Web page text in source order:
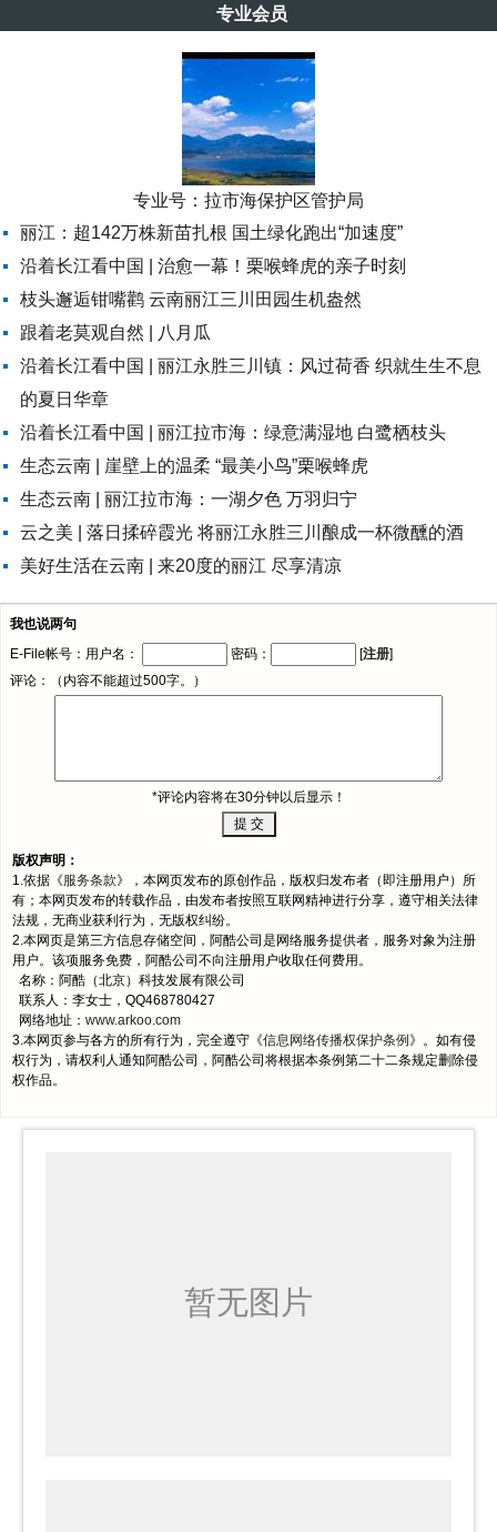
专业会员
专业号： 拉市海保护区管护局
丽江：超142万株新苗扎根 国土绿化跑出“加速度”
沿着长江看中国 | 治愈一幕！栗喉蜂虎的亲子时刻
枝头邂逅钳嘴鹳 云南丽江三川田园生机盎然
跟着老莫观自然 | 八月瓜
沿着长江看中国 | 丽江永胜三川镇：风过荷香 织就生生不息
的夏日华章
沿着长江看中国 | 丽江拉市海：绿意满湿地 白鹭栖枝头
生态云南 | 崖壁上的温柔 “最美小鸟”栗喉蜂虎
生态云南 | 丽江拉市海：一湖夕色 万羽归宁
云之美 | 落日揉碎霞光 将丽江永胜三川酿成一杯微醺的酒
美好生活在云南 | 来20度的丽江 尽享清凉
我也说两句
E-File帐号：用户名：
密码： [注册]
评论：（内容不能超过500字。）
*评论内容将在30分钟以后显示！
版权声明：
1.依据《服务条款》，本网页发布的原创作品，版权归发布者（即注册用户）所
有；本网页发布的转载作品，由发布者按照互联网精神进行分享，遵守相关法律
法规，无商业获利行为，无版权纠纷。
2.本网页是第三方信息存储空间，阿酷公司是网络服务提供者，服务对象为注册
用户。该项服务免费，阿酷公司不向注册用户收取任何费用。
名称：阿酷（北京）科技发展有限公司
联系人：李女士，QQ468780427
网络地址： www.arkoo.com
3.本网页参与各方的所有行为，完全遵守《信息网络传播权保护条例 》。如有侵
权行为，请权利人通知阿酷公司，阿酷公司将根据本条例第二十二条规定删除侵
权作品。